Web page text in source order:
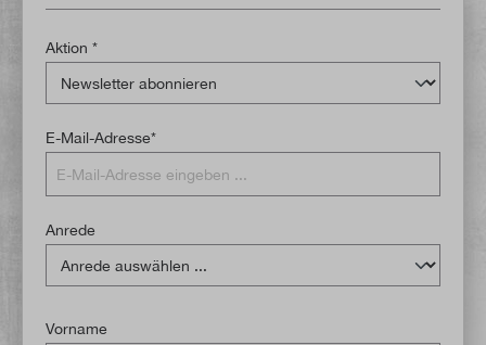
Aktion *
E-Mail-Adresse*
Anrede
Vorname